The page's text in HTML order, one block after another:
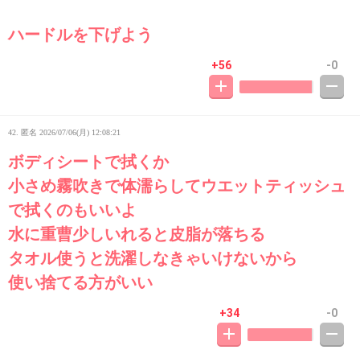
ハードルを下げよう
+56 -0
42. 匿名 2026/07/06(月) 12:08:21
ボディシートで拭くか
小さめ霧吹きで体濡らしてウエットティッシュ
で拭くのもいいよ
水に重曹少しいれると皮脂が落ちる
タオル使うと洗濯しなきゃいけないから
使い捨てる方がいい
+34 -0